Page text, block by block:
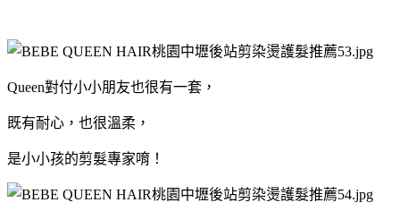
Queen對付小小朋友也很有一套，
既有耐心，也很溫柔，
是小小孩的剪髮專家唷！